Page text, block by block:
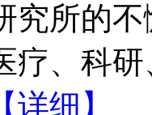
究所的
疗、科
【详细】